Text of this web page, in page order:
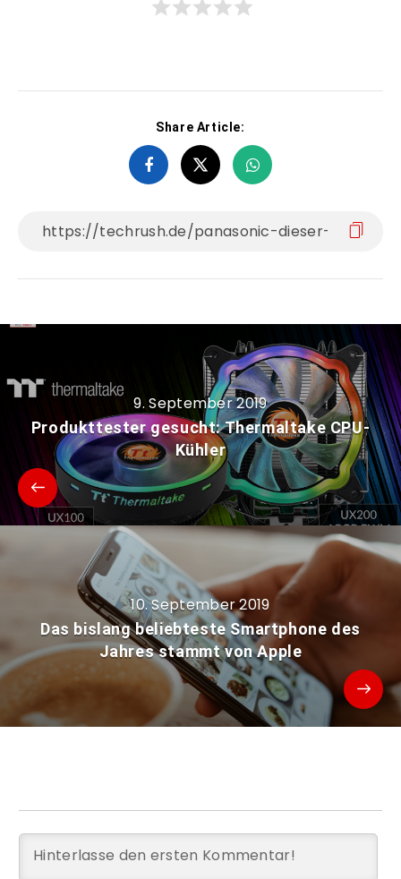
Share Article:
9. September 2019
Produkttester gesucht: Thermaltake CPU-
Kühler
10. September 2019
Das bislang beliebteste Smartphone des
Jahres stammt von Apple